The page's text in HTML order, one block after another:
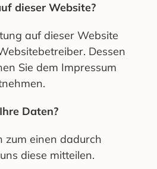
dieser Website?
auf dieser Website
Dessen
Sie dem Impressum
Daten?
zum einen dadurch
diese mitteilen.